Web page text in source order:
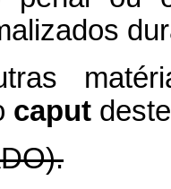
caput